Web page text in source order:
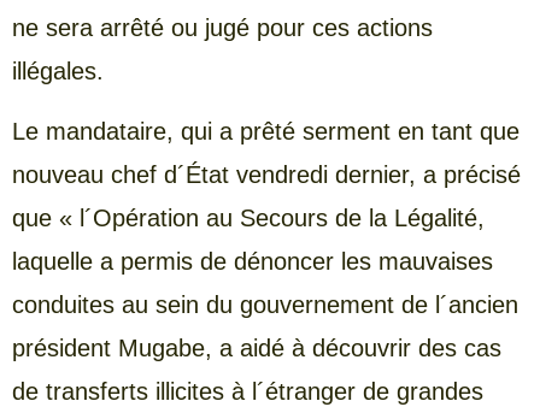
ne sera arrêté ou jugé pour ces actions
illégales.
Le mandataire, qui a prêté serment en tant que
nouveau chef d´État vendredi dernier, a précisé
que « l´Opération au Secours de la Légalité,
laquelle a permis de dénoncer les mauvaises
conduites au sein du gouvernement de l´ancien
président Mugabe, a aidé à découvrir des cas
de transferts illicites à l´étranger de grandes